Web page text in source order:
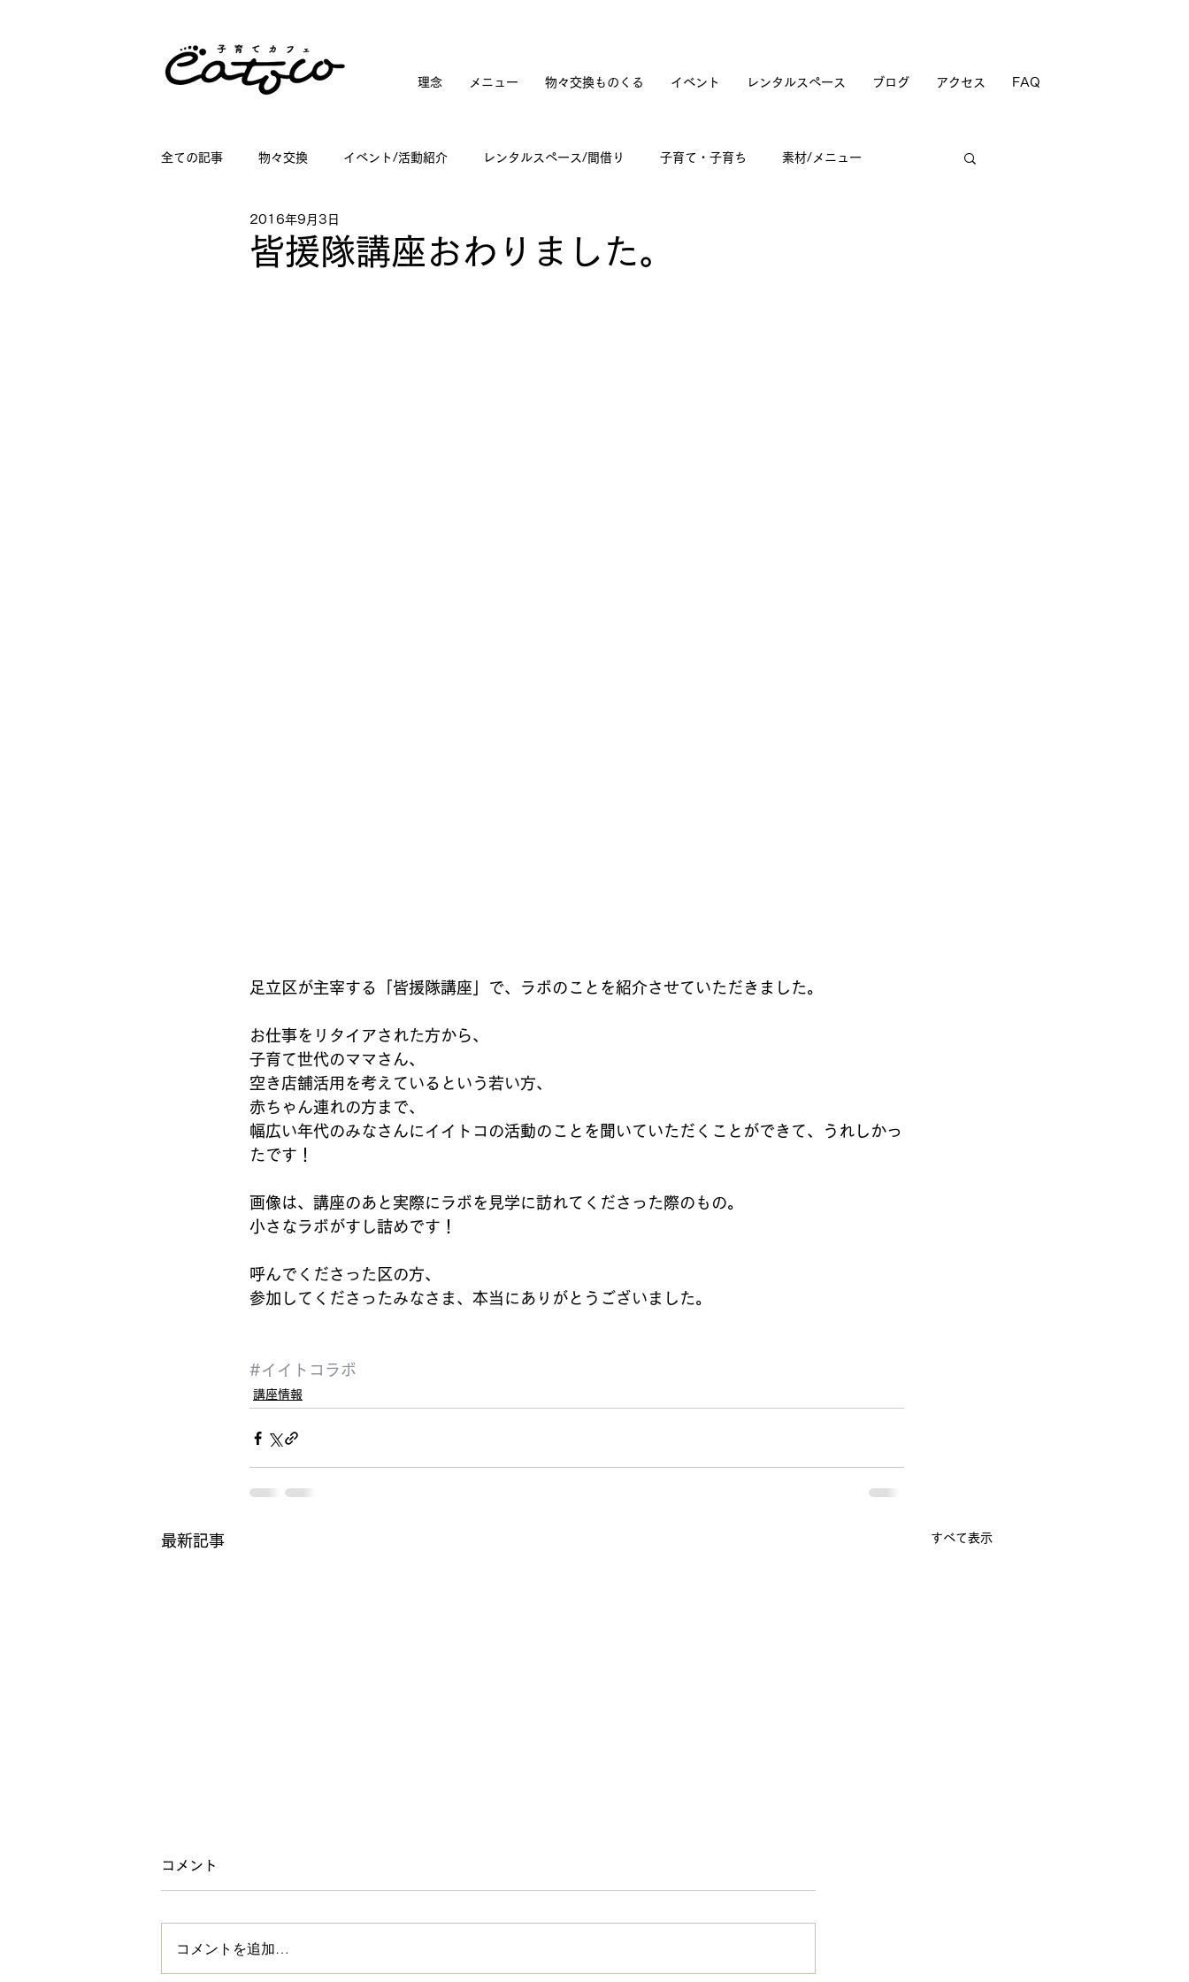
理念 メニュー 物々交換ものくる イベント レンタルスペース ブログ アクセス FAQ
全ての記事 物々交換 イベント/活動紹介 レンタルスペース/間借り 子育て・子育ち 素材/メニュー
講座情報
皆援隊講座おわりました。
2016年9月3日
足立区が主宰する「皆援隊講座」で、ラボのことを紹介させていただきました。
お仕事をリタイアされた方から、
子育て世代のママさん、
空き店舗活用を考えているという若い方、
赤ちゃん連れの方まで、
幅広い年代のみなさんにイイトコの活動のことを聞いていただくことができて、うれしかっ
たです！
画像は、講座のあと実際にラボを見学に訪れてくださった際のもの。
小さなラボがすし詰めです！
呼んでくださった区の方、
参加してくださったみなさま、本当にありがとうございました。
#イイトコラボ
講座情報
最新記事 すべて表示
コメント
コメントを追加…